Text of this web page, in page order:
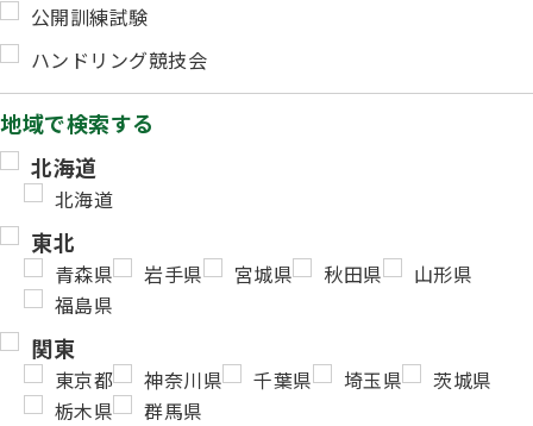
公開訓練試験
ハンドリング競技会
地域で検索する
北海道
北海道
東北
青森県 岩手県 宮城県 秋田県
山形県
福島県
関東
東京都 神奈川県 千葉県 埼玉県
茨城県
栃木県
群馬県